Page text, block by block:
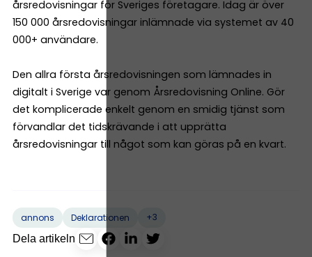
årsredovisningar för Sveriges företagare. Idag är över
150 000 årsredovisningar inlämnade via systemet av 40
000+ användare.
Den allra första årsredovisningen som lämnades in
digitalt i Sverige var genom Årsredovisning Online. Gör
det komplicerade enkelt genom en smidig tjänst som
förvandlar det tidskrävande i att upprätta
årsredovisningar till något som kan göras på en kvart.
annons Deklarationen
+3
Dela artikeln